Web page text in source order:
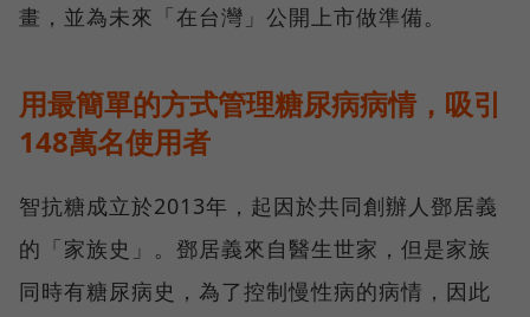
畫，並為未來「在台灣」公開上市做準備。
用最簡單的方式管理糖尿病病情，吸引
148萬名使用者
智抗糖成立於2013年，起因於共同創辦人鄧居義
的「家族史」。鄧居義來自醫生世家，但是家族
同時有糖尿病史，為了控制慢性病的病情，因此